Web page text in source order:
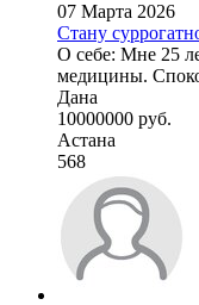
07 Марта 2026
Стану
О себе: Мне 25
медицины.
Дана
10000000 руб.
Астана
568